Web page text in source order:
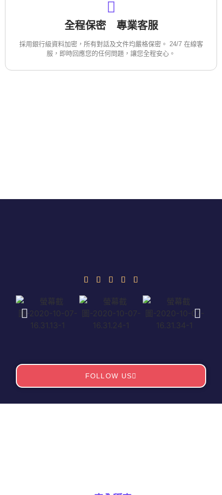
全程保密 專業客服
採用銀行級資料加密，所有對話及文件均嚴格保密。 24/7 在線客
服，即時回應您的任何問題，讓您全程安心。
FOLLOW US